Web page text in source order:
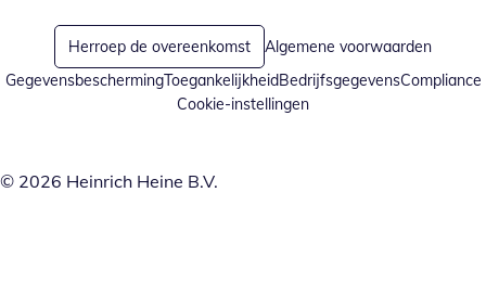
Herroep de overeenkomst
Algemene voorwaarden
GegevensbeschermingToegankelijkheidBedrijfsgegevensCompliance
Cookie-instellingen
© 2026 Heinrich Heine B.V.